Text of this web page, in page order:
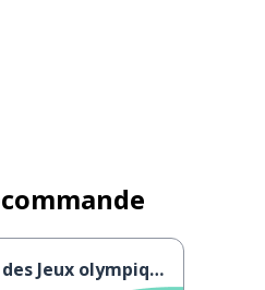
Jeux olympiques